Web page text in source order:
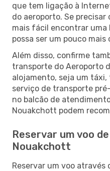
que tem ligação à
do aeroporto. Se precisar
mais fácil encontrar uma
possa ser um pouco mais
Além disso, confirme
transporte do Aeroporto
alojamento, seja um
serviço de transporte
no balcão de
Nouakchott podem
Reservar um voo
Nouakchott
Reservar um voo através